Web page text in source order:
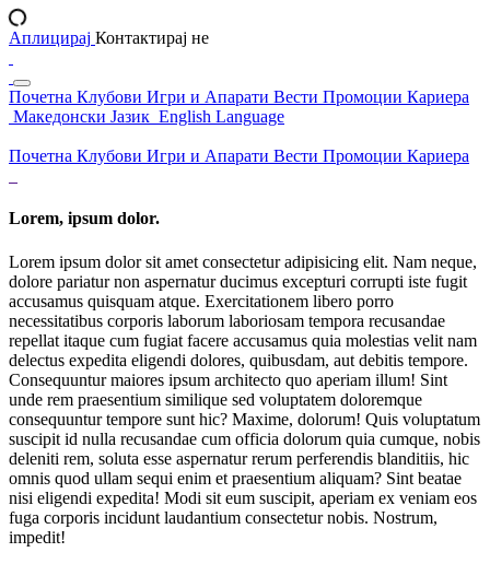
Аплицирај Контактирај не
Почетна Клубови Игри и Апарати Вести Промоции Кариера
Македонски Јазик English Language
Почетна Клубови Игри и Апарати Вести Промоции Кариера
Lorem, ipsum dolor.
Lorem ipsum dolor sit amet consectetur adipisicing elit. Nam neque,
dolore pariatur non aspernatur ducimus excepturi corrupti iste fugit
accusamus quisquam atque. Exercitationem libero porro
necessitatibus corporis laborum laboriosam tempora recusandae
repellat itaque cum fugiat facere accusamus quia molestias velit nam
delectus expedita eligendi dolores, quibusdam, aut debitis tempore.
Consequuntur maiores ipsum architecto quo aperiam illum! Sint
unde rem praesentium similique sed voluptatem doloremque
consequuntur tempore sunt hic? Maxime, dolorum! Quis voluptatum
suscipit id nulla recusandae cum officia dolorum quia cumque, nobis
deleniti rem, soluta esse aspernatur rerum perferendis blanditiis, hic
omnis quod ullam sequi enim et praesentium aliquam? Sint beatae
nisi eligendi expedita! Modi sit eum suscipit, aperiam ex veniam eos
fuga corporis incidunt laudantium consectetur nobis. Nostrum,
impedit!